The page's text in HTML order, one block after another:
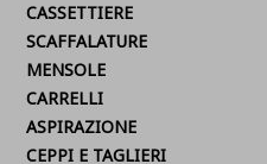
CASSETTIERE
SCAFFALATURE
MENSOLE
CARRELLI
ASPIRAZIONE
CEPPI E TAGLIERI